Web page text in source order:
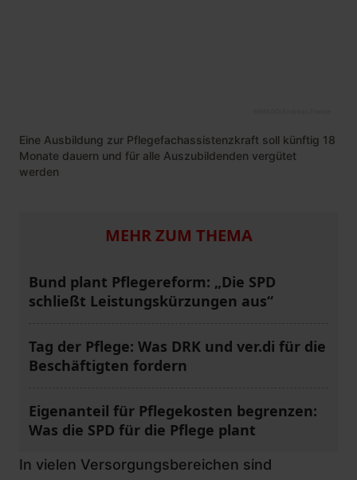
Eine Ausbildung zur Pflegefachassistenzkraft soll künftig 18
Monate dauern und für alle Auszubildenden vergütet
werden
MEHR ZUM THEMA
Bund plant Pflegereform: „Die SPD
schließt Leistungskürzungen aus“
Tag der Pflege: Was DRK und ver.di für die
Beschäftigten fordern
Eigenanteil für Pflegekosten begrenzen:
Was die SPD für die Pflege plant
In vielen Versorgungsbereichen sind